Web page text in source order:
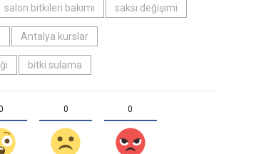
salon bitkileri bakımı saksı değişimi
Antalya kurslar
bitki sulama
0 0